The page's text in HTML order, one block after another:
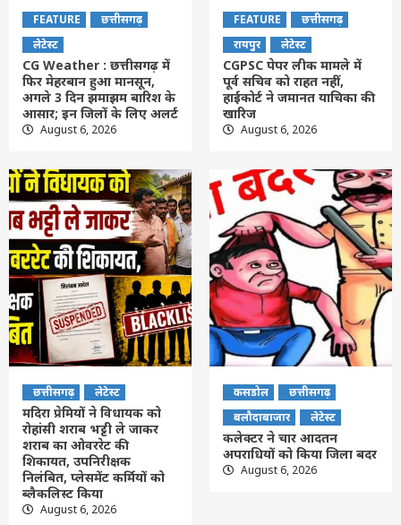
FEATURE
छत्तीसगढ़
लेटेस्ट
CG Weather : छत्तीसगढ़ में
फिर मेहरबान हुआ मानसून,
अगले 3 दिन झमाझम बारिश के
आसार; इन जिलों के लिए अलर्ट
August 6, 2026
FEATURE
छत्तीसगढ़
रायपुर
लेटेस्ट
CGPSC पेपर लीक मामले में
पूर्व सचिव को राहत नहीं,
हाईकोर्ट ने जमानत याचिका की
खारिज
August 6, 2026
छत्तीसगढ़ लेटेस्ट
मदिरा प्रेमियों ने विधायक को
रोहांसी शराब भट्टी ले जाकर
शराब का ओवररेट की
शिकायत, उपनिरीक्षक
निलंबित, प्लेसमेंट कर्मियों को
ब्लैकलिस्ट किया
August 6, 2026
कसडोल
छत्तीसगढ़
बलौदाबाजार
लेटेस्ट
कलेक्टर ने चार आदतन
अपराधियों को किया जिला बदर
August 6, 2026